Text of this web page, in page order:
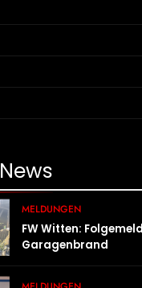
News
MELDUNGEN
FW Witten:
Garagenbrand